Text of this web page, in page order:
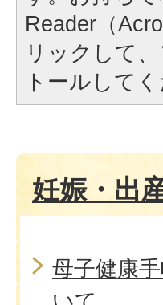
Reader（
リックして
トールしてく
妊娠・出
母子健康